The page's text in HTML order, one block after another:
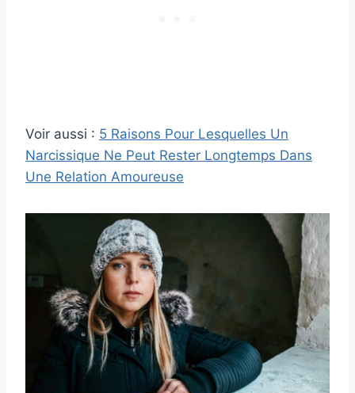
Voir aussi : 5 Raisons Pour Lesquelles Un
Narcissique Ne Peut Rester Longtemps Dans
Une Relation Amoureuse